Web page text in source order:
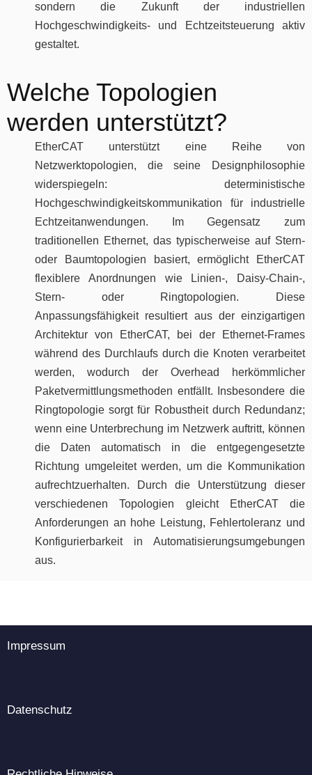
sondern die Zukunft der industriellen
Hochgeschwindigkeits- und Echtzeitsteuerung aktiv
gestaltet.
Welche Topologien
werden unterstützt?
EtherCAT unterstützt eine Reihe von
Netzwerktopologien, die seine Designphilosophie
widerspiegeln: deterministische
Hochgeschwindigkeitskommunikation für industrielle
Echtzeitanwendungen. Im Gegensatz zum
traditionellen Ethernet, das typischerweise auf Stern-
oder Baumtopologien basiert, ermöglicht EtherCAT
flexiblere Anordnungen wie Linien-, Daisy-Chain-,
Stern- oder Ringtopologien. Diese
Anpassungsfähigkeit resultiert aus der einzigartigen
Architektur von EtherCAT, bei der Ethernet-Frames
während des Durchlaufs durch die Knoten verarbeitet
werden, wodurch der Overhead herkömmlicher
Paketvermittlungsmethoden entfällt. Insbesondere die
Ringtopologie sorgt für Robustheit durch Redundanz;
wenn eine Unterbrechung im Netzwerk auftritt, können
die Daten automatisch in die entgegengesetzte
Richtung umgeleitet werden, um die Kommunikation
aufrechtzuerhalten. Durch die Unterstützung dieser
verschiedenen Topologien gleicht EtherCAT die
Anforderungen an hohe Leistung, Fehlertoleranz und
Konfigurierbarkeit in Automatisierungsumgebungen
aus.
Impressum
Datenschutz